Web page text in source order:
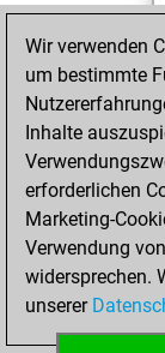
Wir verwenden
um bestimmte
Inhalte
erforderlichen
Marketing-
Verwendung
widersprechen.
unserer